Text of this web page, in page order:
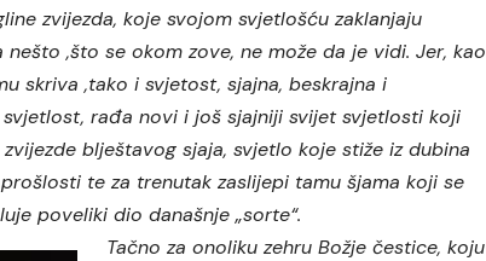
zvijezda, koje svojom svjetlošću zaklanjaju
nešto ,što se okom zove, ne može da je vidi. Jer, kao
skriva ,tako i svjetost, sjajna, beskrajna i
svjetlost, rađa novi i još sjajniji svijet svjetlosti koji
blještavog sjaja, svjetlo koje stiže iz dubina
te za trenutak zaslijepi tamu šjama koji se
poveliki dio današnje „sorte“.
Tačno za onoliku zehru Božje čestice, koju